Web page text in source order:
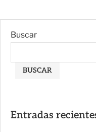
Buscar
BUSCAR
Entradas